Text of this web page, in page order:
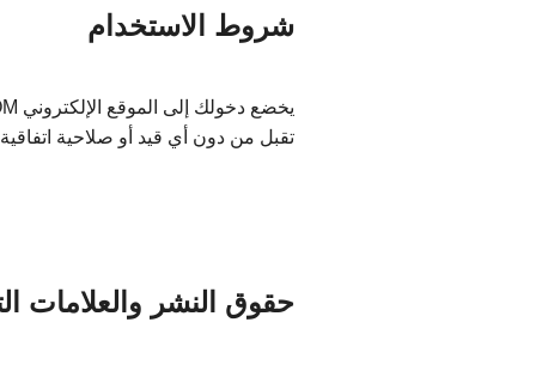
شروط الاستخدام
تقبل من دون أي قيد أو صلاحية
حقوق النشر والعلامات